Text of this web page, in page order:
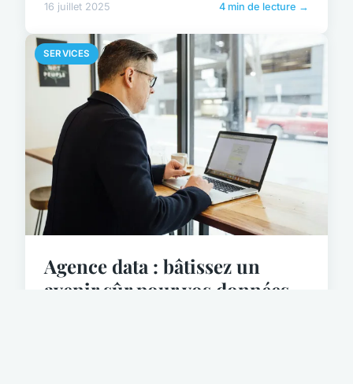
16 juillet 2025 4 min de lecture →
SERVICES
Agence data : bâtissez un
avenir sûr pour vos données